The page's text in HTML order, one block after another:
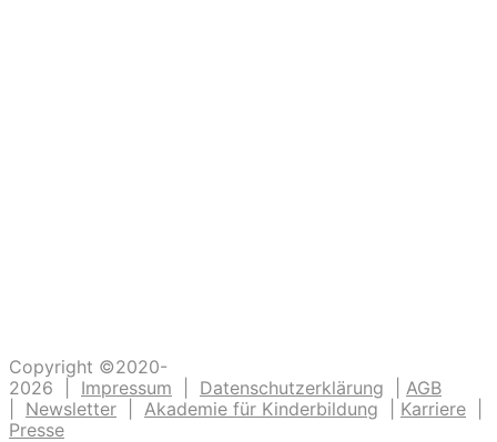
Copyright ©2020-
2026 | Impressum Datenschutzerklärung
AGB
Newsletter Akademie für Kinderbildung Karriere
Presse